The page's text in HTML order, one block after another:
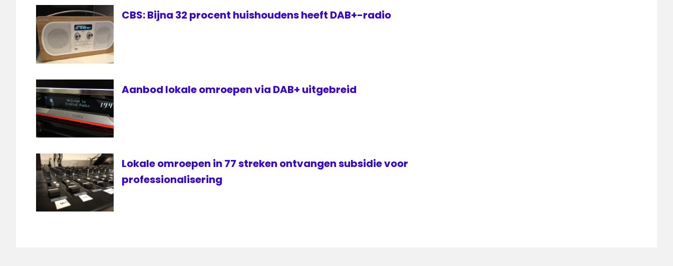
rechter
RTL5
Stemfie
TROS
FM
CBS: Bijna 32 procent huishoudens heeft DAB+-radio
Aanbod lokale omroepen via DAB+ uitgebreid
Lokale omroepen in 77 streken ontvangen subsidie voor
professionalisering